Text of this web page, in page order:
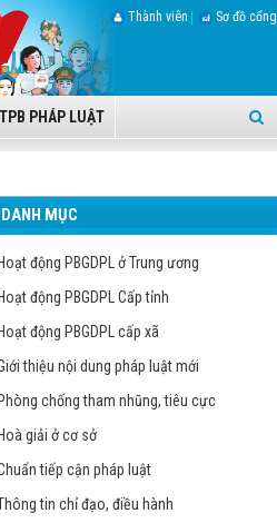
PHÁP LUẬT
Thành viên Sơ đồ cổng
DANH MỤC
Hoạt động PBGDPL ở Trung ương
Hoạt động PBGDPL Cấp tỉnh
Hoạt động PBGDPL cấp xã
thiệu nội dung pháp luật mới
Phòng chống tham nhũng, tiêu cực
Hoà giải ở cơ sở
tiếp cận pháp luật
tin chỉ đạo, điều hành